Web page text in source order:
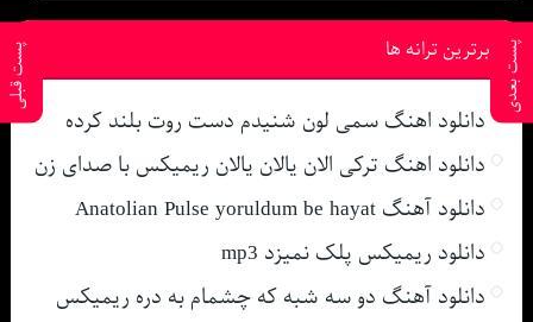
پست بعدی پست قبلی برترین ترانه ها
دانلود اهنگ سمی لون شنیدم دست روت بلند کرده
دانلود اهنگ ترکی الان یالان یالان ریمیکس با صدای زن
دانلود آهنگ Anatolian Pulse yoruldum be hayat
دانلود ریمیکس پلک نمیزد mp3
دانلود آهنگ دو سه شبه که چشمام به دره ریمیکس